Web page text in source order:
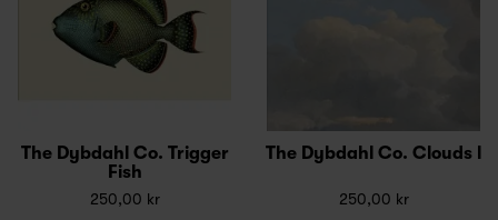
The Dybdahl Co. Trigger
Fish
250,00 kr
The Dybdahl Co. Clouds l
250,00 kr